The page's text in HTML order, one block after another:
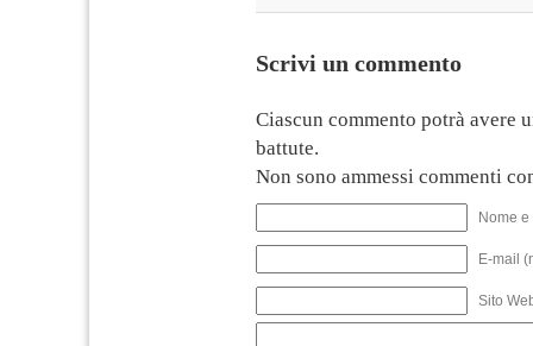
Scrivi un commento
Ciascun commento potrà avere
battute.
Non sono ammessi commenti
Nome
E-mail
Sito